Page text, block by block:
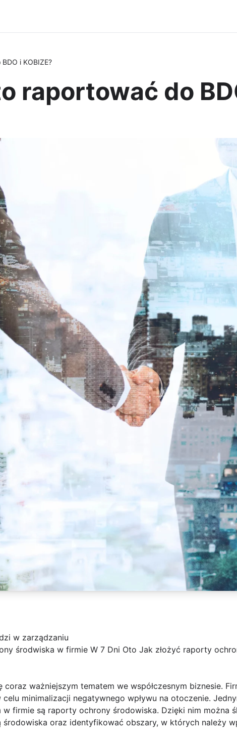
i KOBIZE?
raportować do
w zarządzaniu
środwiska w firmie W 7 Dni Oto Jak złożyć raporty
coraz ważniejszym tematem we współczesnym biznesie.
celu minimalizacji negatywnego wpływu na otoczenie.
firmie są raporty ochrony środowiska. Dzięki nim można
oraz identyfikować obszary, w których należy